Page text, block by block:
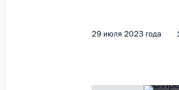
и Узбекистаном
29 июля 2023 года